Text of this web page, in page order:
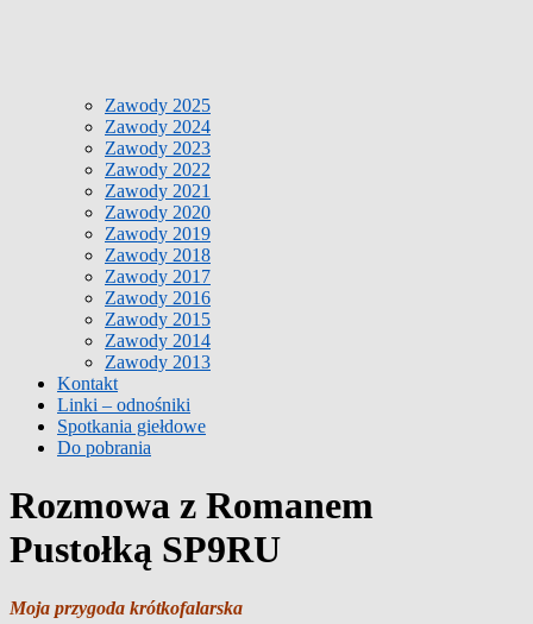
Zawody 2025
Zawody 2024
Zawody 2023
Zawody 2022
Zawody 2021
Zawody 2020
Zawody 2019
Zawody 2018
Zawody 2017
Zawody 2016
Zawody 2015
Zawody 2014
Zawody 2013
Kontakt
Linki – odnośniki
Spotkania giełdowe
Do pobrania
Rozmowa z Romanem
Pustołką SP9RU
Moja przygoda krótkofalarska